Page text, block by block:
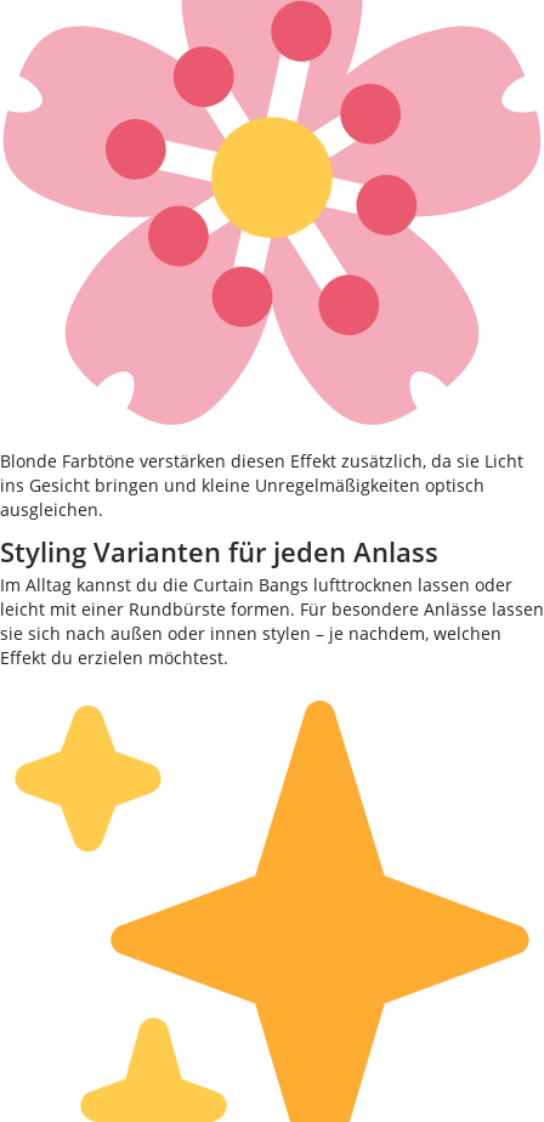
Blonde Farbtöne verstärken diesen Effekt zusätzlich, da sie Licht
ins Gesicht bringen und kleine Unregelmäßigkeiten optisch
ausgleichen.
Styling Varianten für jeden Anlass
Im Alltag kannst du die Curtain Bangs lufttrocknen lassen oder
leicht mit einer Rundbürste formen. Für besondere Anlässe lassen
sie sich nach außen oder innen stylen – je nachdem, welchen
Effekt du erzielen möchtest.